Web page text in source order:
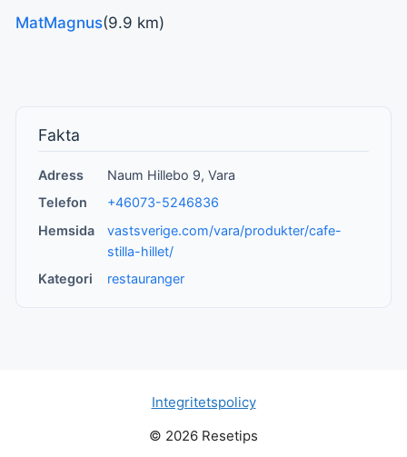
MatMagnus(9.9 km)
Fakta
Adress
Naum Hillebo 9, Vara
Telefon
+46073-5246836
Hemsida
vastsverige.com/vara/produkter/cafe-
stilla-hillet/
Kategori
restauranger
Integritetspolicy
© 2026 Resetips